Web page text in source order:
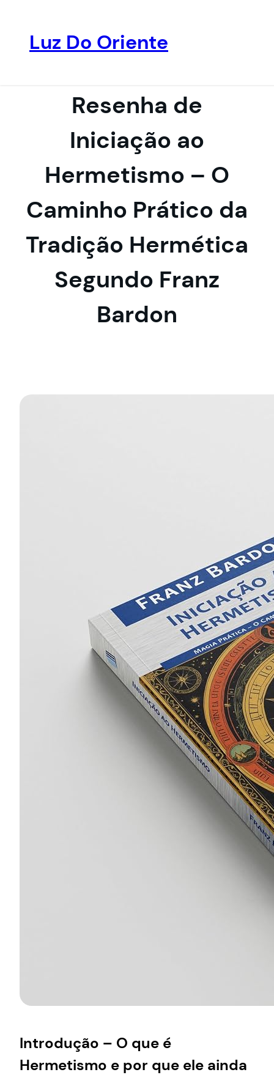
Luz Do Oriente
Resenha de
Iniciação ao
Hermetismo – O
Caminho Prático da
Tradição Hermética
Segundo Franz
Bardon
Introdução – O que é
Hermetismo e por que ele ainda